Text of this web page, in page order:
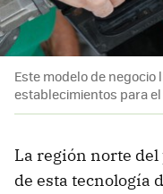
Este modelo de negocio
establecimientos para el
La región norte
de esta tecnología